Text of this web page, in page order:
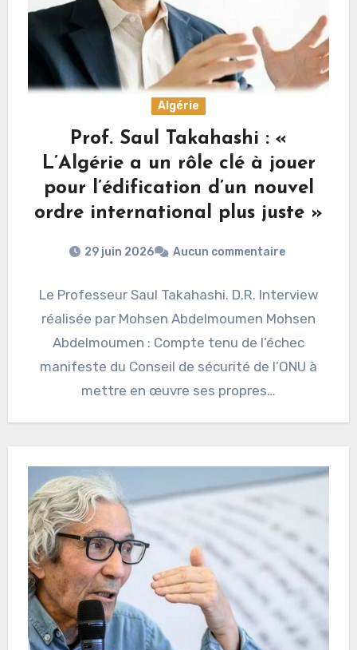
Algérie
Prof. Saul Takahashi : «
L’Algérie a un rôle clé à jouer
pour l’édification d’un nouvel
ordre international plus juste »
29 juin 2026 Aucun commentaire
Le Professeur Saul Takahashi. D.R. Interview
réalisée par Mohsen Abdelmoumen Mohsen
Abdelmoumen : Compte tenu de l’échec
manifeste du Conseil de sécurité de l’ONU à
mettre en œuvre ses propres…